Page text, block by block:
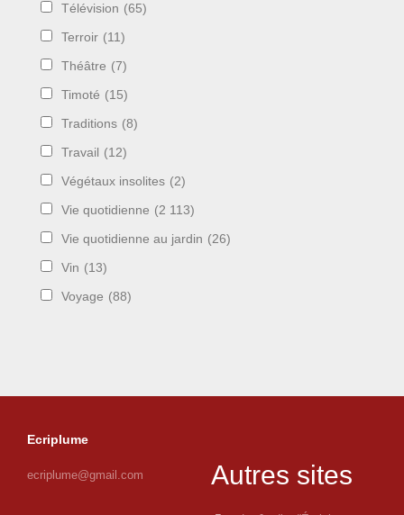
Télévision (65)
Terroir (11)
Théâtre (7)
Timoté (15)
Traditions (8)
Travail (12)
Végétaux insolites (2)
Vie quotidienne (2 113)
Vie quotidienne au jardin (26)
Vin (13)
Voyage (88)
Ecriplume
ecriplume@gmail.com Autres sites